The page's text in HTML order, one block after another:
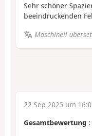
Sehr schöner
beeindruckenden
Maschinell
22 Sep 2025 um
Gesamtbewertung :